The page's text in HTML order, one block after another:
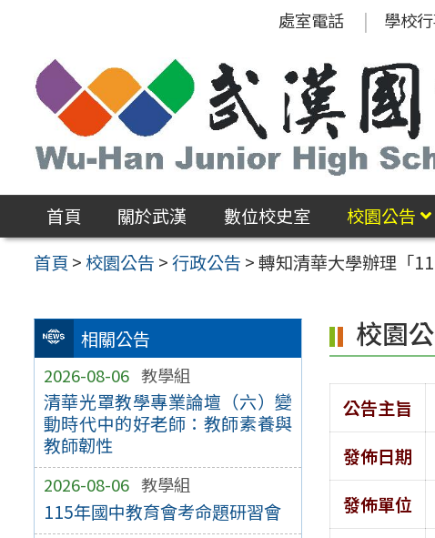
區
處室電話 學校
首頁 關於武漢 數位校史室 校園公告
首頁 >校園公告 >行政公告 >轉知清華大學辦理「
相關公告
2026-08-06 教學組
清華光罩教學專業論壇（六）變
動時代中的好老師：教師素養與
教師韌性
2026-08-06 教學組
115年國中教育會考命題研習會
校園
公告主旨
發佈日期
發佈單位